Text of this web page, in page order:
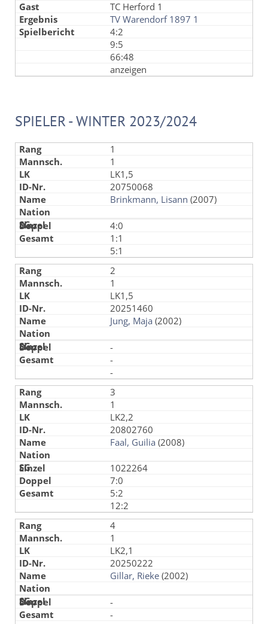
TC Herford 1
TV Warendorf 1897 1
4:2
9:5
66:48
anzeigen
SPIELER - WINTER 2023/2024
1
1
LK1,5
20750068
Brinkmann, Lisann (2007)
4:0
1:1
5:1
2
1
LK1,5
20251460
Jung, Maja (2002)
-
-
-
3
1
LK2,2
20802760
Faal, Guilia (2008)
1022264
7:0
5:2
12:2
4
1
LK2,1
20250222
Gillar, Rieke (2002)
-
-